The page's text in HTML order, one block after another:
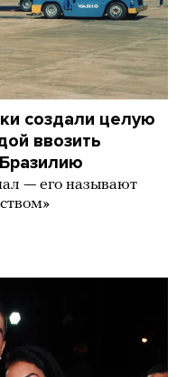
создали целую
ввозить
— его называют